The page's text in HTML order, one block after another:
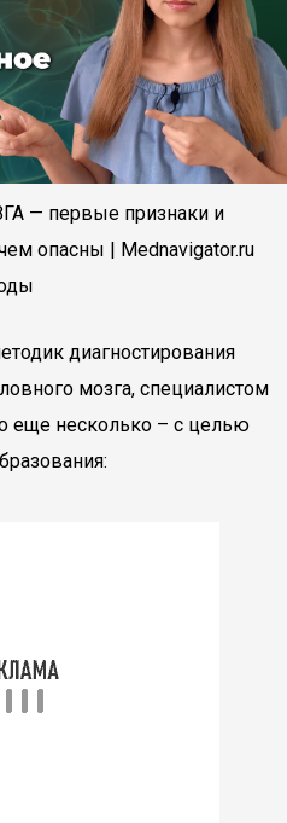
— первые признаки и
опасны | Mednavigator.ru
диагностирования
мозга, специалистом
еще несколько – с целью